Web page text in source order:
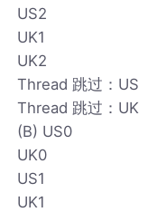
US2
UK1
UK2
Thread 跳过：US
Thread 跳过：UK
(B) US0
UK0
US1
UK1